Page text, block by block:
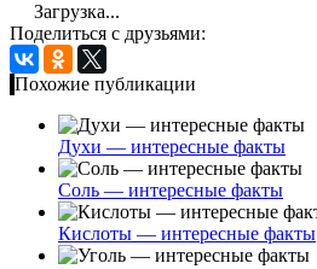
Загрузка...
Поделиться с друзьями:
Похожие публикации
Духи — интересные факты
Соль — интересные факты
Кислоты — интересные факты